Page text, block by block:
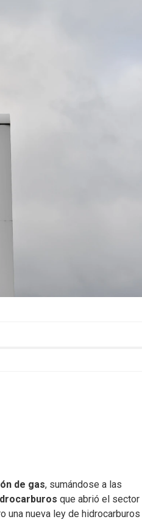
de gas, sumándose a las
que abrió el sector
una nueva ley de